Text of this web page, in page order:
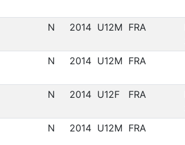
N 2014 U12M FRA
N 2014 U12M FRA
N 2014 U12F FRA
N 2014 U12M FRA